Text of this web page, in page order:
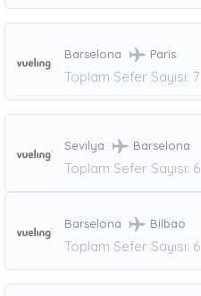
Barselona Paris
Toplam Sefer Sayısı: 7
Sevilya Barselona
Toplam Sefer Sayısı: 6
Barselona Bilbao
Toplam Sefer Sayısı: 6